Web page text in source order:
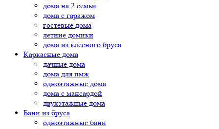
дома на 2 семьи
дома с гаражом
гостевые дома
летние домики
дома из клееного бруса
Каркасные дома
дачные дома
дома для пмж
одноэтажные дома
дома с мансардой
двухэтажные дома
Бани из бруса
одноэтажные бани